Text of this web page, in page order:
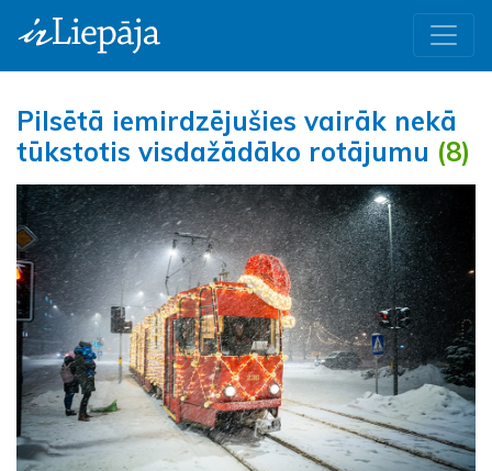
Pilsētā iemirdzējušies vairāk nekā
tūkstotis visdažādāko rotājumu (8)